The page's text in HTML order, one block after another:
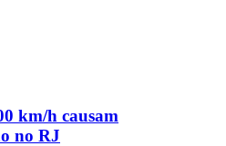
km/h causam
no RJ